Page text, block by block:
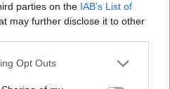
parties on the IAB’s List of
may further disclose it to other
Opt Outs
veiklai.
ritmo pokyčius?